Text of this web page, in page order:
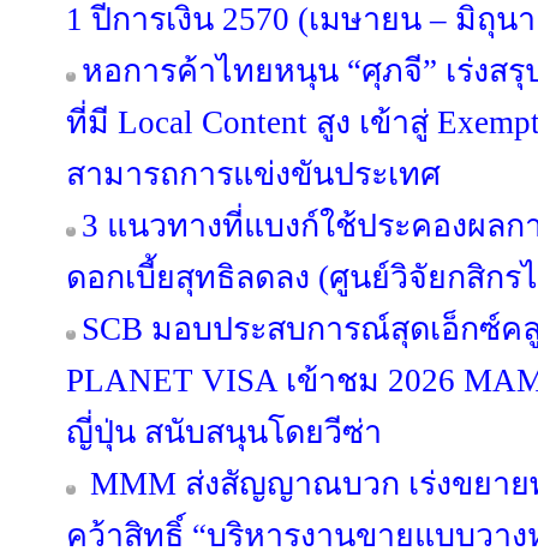
1 ปีการเงิน 2570 (เมษายน – มิถุน
หอการค้าไทยหนุน “ศุภจี” เร่งส
ที่มี Local Content สูง เข้าสู่
สามารถการแข่งขันประเทศ
3 แนวทางที่แบงก์ใช้ประคองผลก
ดอกเบี้ยสุทธิลดลง (ศูนย์วิจัยกสิกร
SCB มอบประสบการณ์สุดเอ็กซ์ค
PLANET VISA เข้าชม 2026
ญี่ปุ่น สนับสนุนโดยวีซ่า
MMM ส่งสัญญาณบวก เร่งขยาย
คว้าสิทธิ์ “บริหารงานขายแบบวา